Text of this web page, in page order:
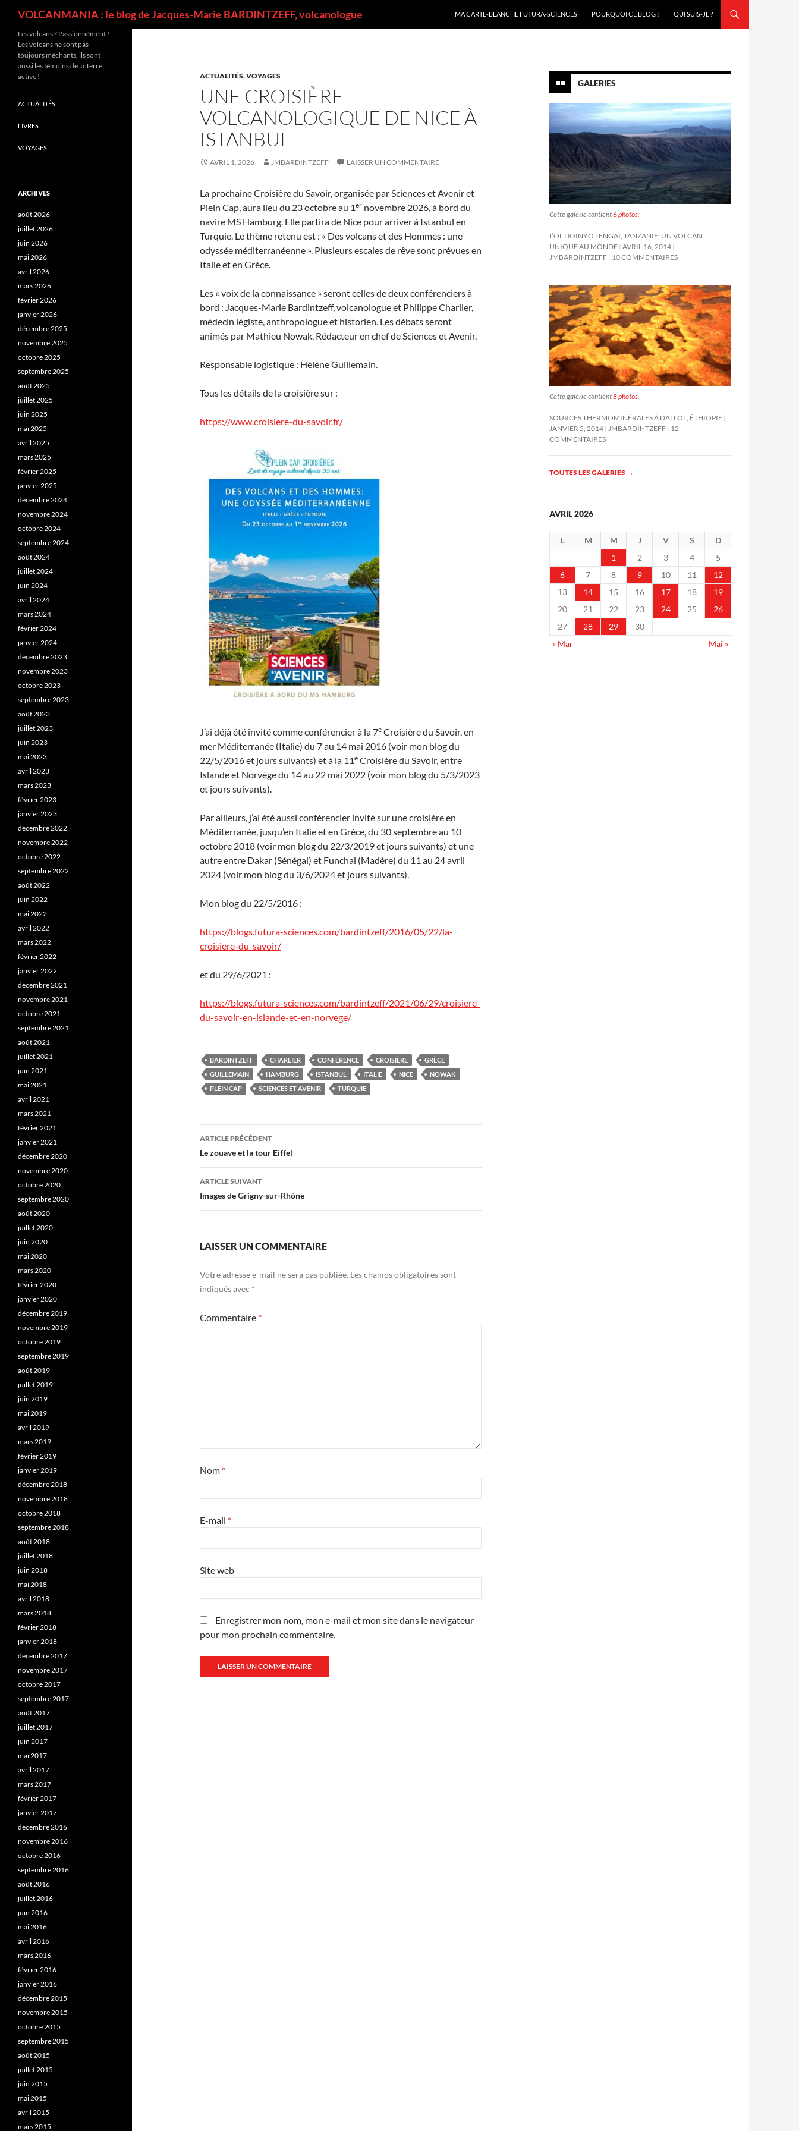
VOLCANMANIA : le blog de Jacques-Marie BARDINTZEFF, volcanologue
MA CARTE-BLANCHE FUTURA-SCIENCES
POURQUOI CE BLOG ? QUI SUIS-JE ?
ACTUALITÉS,VOYAGES
UNE CROISIÈRE
VOLCANOLOGIQUE DE NICE À
ISTANBUL
AVRIL 1, 2026 JMBARDINTZEFF LAISSER UN COMMENTAIRE
La prochaine Croisière du Savoir, organisée par Sciences et Avenir et
Plein Cap, aura lieu du 23 octobre au 1er novembre 2026, à bord du
navire MS Hamburg. Elle partira de Nice pour arriver à Istanbul en
Turquie. Le thème retenu est : « Des volcans et des Hommes : une
odyssée méditerranéenne ». Plusieurs escales de rêve sont prévues en
Italie et en Grèce.
Les « voix de la connaissance » seront celles de deux conférenciers à
bord : Jacques-Marie Bardintzeff, volcanologue et Philippe Charlier,
médecin légiste, anthropologue et historien. Les débats seront
animés par Mathieu Nowak, Rédacteur en chef de Sciences et Avenir.
Responsable logistique : Hélène Guillemain.
Tous les détails de la croisière sur :
https://www.croisiere-du-savoir.fr/
J’ai déjà été invité comme conférencier à la 7e Croisière du Savoir, en
mer Méditerranée (Italie) du 7 au 14 mai 2016 (voir mon blog du
22/5/2016 et jours suivants) et à la 11e Croisière du Savoir, entre
Islande et Norvège du 14 au 22 mai 2022 (voir mon blog du 5/3/2023
et jours suivants).
Par ailleurs, j’ai été aussi conférencier invité sur une croisière en
Méditerranée, jusqu’en Italie et en Grèce, du 30 septembre au 10
octobre 2018 (voir mon blog du 22/3/2019 et jours suivants) et une
autre entre Dakar (Sénégal) et Funchal (Madère) du 11 au 24 avril
2024 (voir mon blog du 3/6/2024 et jours suivants).
Mon blog du 22/5/2016 :
https://blogs.futura-sciences.com/bardintzeff/2016/05/22/la-
croisiere-du-savoir/
et du 29/6/2021 :
https://blogs.futura-sciences.com/bardintzeff/2021/06/29/croisiere-
du-savoir-en-islande-et-en-norvege/
BARDINTZEFF CHARLIER CONFÉRENCE CROISIÈRE
GRÈCE
GUILLEMAIN
HAMBURG ISTANBUL ITALIE NICE
NOWAK
PLEIN CAP
SCIENCES ET AVENIR TURQUIE
Navigation
des
articles
ARTICLE PRÉCÉDENT
Le zouave et la tour Eiffel
ARTICLE SUIVANT
Images de Grigny-sur-Rhône
LAISSER UN COMMENTAIRE
Votre adresse e-mail ne sera pas publiée. Les champs obligatoires sont
indiqués avec *
Commentaire *
Nom *
E-mail *
Site web
Enregistrer mon nom, mon e-mail et mon site dans le navigateur
pour mon prochain commentaire.
GALERIES
Cette galerie contient6 photos.
L’OL DOINYO LENGAI, TANZANIE, UN VOLCAN
UNIQUE AU MONDE AVRIL 16, 2014
JMBARDINTZEFF 10 COMMENTAIRES
Cette galerie contient8 photos
SOURCES THERMOMINÉRALES À DALLOL, ÉTHIOPIE
JANVIER 5, 2014
JMBARDINTZEFF 12
COMMENTAIRES
TOUTES LES GALERIES →
AVRIL 2026
L M M J V S
D
1
2 3 4
5
6
7 8 9 10 11
12
13
14 15 16 17 18
19
20
21 22 23 24 25
26
27
28 29
30
« Mar
Mai »
Les volcans ? Passionnément !
Les volcans ne sont pas
toujours méchants, ils sont
aussi les témoins de la Terre
active !
ACTUALITÉS
LIVRES
VOYAGES
ARCHIVES
août 2026
juillet 2026
juin 2026
mai 2026
avril 2026
mars 2026
février 2026
janvier 2026
décembre 2025
novembre 2025
octobre 2025
septembre 2025
août 2025
juillet 2025
juin 2025
mai 2025
avril 2025
mars 2025
février 2025
janvier 2025
décembre 2024
novembre 2024
octobre 2024
septembre 2024
août 2024
juillet 2024
juin 2024
avril 2024
mars 2024
février 2024
janvier 2024
décembre 2023
novembre 2023
octobre 2023
septembre 2023
août 2023
juillet 2023
juin 2023
mai 2023
avril 2023
mars 2023
février 2023
janvier 2023
décembre 2022
novembre 2022
octobre 2022
septembre 2022
août 2022
juin 2022
mai 2022
avril 2022
mars 2022
février 2022
janvier 2022
décembre 2021
novembre 2021
octobre 2021
septembre 2021
août 2021
juillet 2021
juin 2021
mai 2021
avril 2021
mars 2021
février 2021
janvier 2021
décembre 2020
novembre 2020
octobre 2020
septembre 2020
août 2020
juillet 2020
juin 2020
mai 2020
mars 2020
février 2020
janvier 2020
décembre 2019
novembre 2019
octobre 2019
septembre 2019
août 2019
juillet 2019
juin 2019
mai 2019
avril 2019
mars 2019
février 2019
janvier 2019
décembre 2018
novembre 2018
octobre 2018
septembre 2018
août 2018
juillet 2018
juin 2018
mai 2018
avril 2018
mars 2018
février 2018
janvier 2018
décembre 2017
novembre 2017
octobre 2017
septembre 2017
août 2017
juillet 2017
juin 2017
mai 2017
avril 2017
mars 2017
février 2017
janvier 2017
décembre 2016
novembre 2016
octobre 2016
septembre 2016
août 2016
juillet 2016
juin 2016
mai 2016
avril 2016
mars 2016
février 2016
janvier 2016
décembre 2015
novembre 2015
octobre 2015
septembre 2015
août 2015
juillet 2015
juin 2015
mai 2015
avril 2015
mars 2015